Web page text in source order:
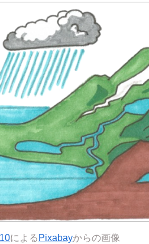
による Pixabayからの画像